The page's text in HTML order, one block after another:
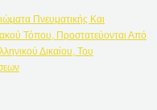
Πνευματικής Και
Τόπου, Προστατεύονται Από
Δικαίου, Του